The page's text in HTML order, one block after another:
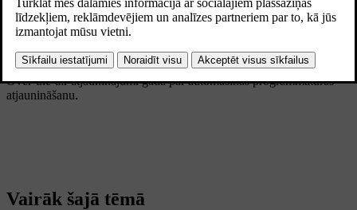
savienojumu [1].
Programmatūras atjauninājumi
Over-the-air atjauninājumi gādā par automašīnas programmatūras
atjaunināšanu.
Vairāk šajā tēmā